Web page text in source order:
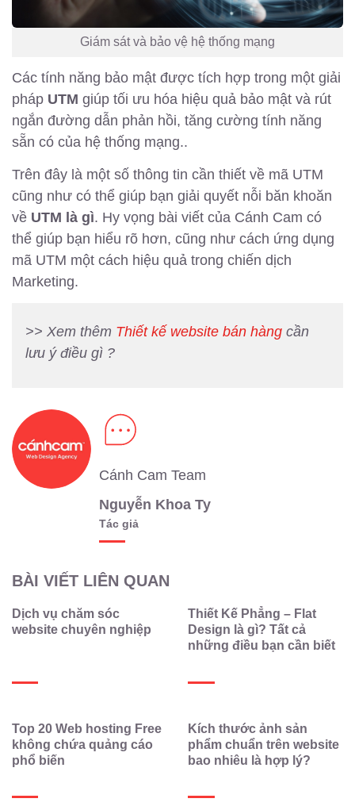
Giám sát và bảo vệ hệ thống mạng
Các tính năng bảo mật được tích hợp trong một giải
pháp UTM giúp tối ưu hóa hiệu quả bảo mật và rút
ngắn đường dẫn phản hồi, tăng cường tính năng
sẵn có của hệ thống mạng..
Trên đây là một số thông tin cần thiết về mã UTM
cũng như có thể giúp bạn giải quyết nỗi băn khoăn
về UTM là gì. Hy vọng bài viết của Cánh Cam có
thể giúp bạn hiểu rõ hơn, cũng như cách ứng dụng
mã UTM một cách hiệu quả trong chiến dịch
Marketing.
>> Xem thêm Thiết kế website bán hàngcần
lưu ý điều gì ?
Cánh Cam Team
Nguyễn Khoa Ty
Tác giả
BÀI VIẾT LIÊN QUAN
Dịch vụ chăm sóc
website chuyên nghiệp
Thiết Kế Phẳng – Flat
Design là gì? Tất cả
những điều bạn cần biết
Top 20 Web hosting Free
không chứa quảng cáo
phổ biến
Kích thước ảnh sản
phẩm chuẩn trên website
bao nhiêu là hợp lý?